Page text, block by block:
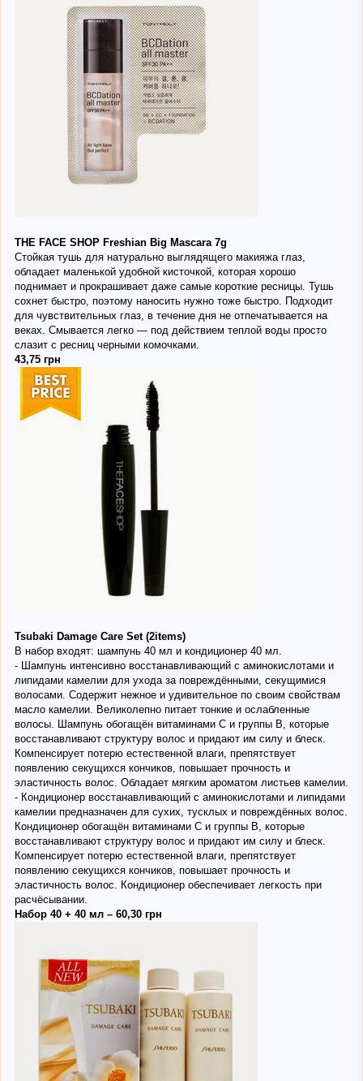
THE FACE SHOP Freshian Big Mascara 7g
Стойкая тушь для натурально выглядящего макияжа глаз,
обладает маленькой удобной кисточкой, которая хорошо
поднимает и прокрашивает даже самые короткие ресницы. Тушь
сохнет быстро, поэтому наносить нужно тоже быстро. Подходит
для чувствительных глаз, в течение дня не отпечатывается на
веках. Смывается легко — под действием теплой воды просто
слазит с ресниц черными комочками.
43,75 грн
Tsubaki Damage Care Set (2items)
В набор входят: шампунь 40 мл и кондиционер 40 мл.
- Шампунь интенсивно восстанавливающий с аминокислотами и
липидами камелии для ухода за повреждёнными, секущимися
волосами. Содержит нежное и удивительное по своим свойствам
масло камелии. Великолепно питает тонкие и ослабленные
волосы. Шампунь обогащён витаминами С и группы В, которые
восстанавливают структуру волос и придают им силу и блеск.
Компенсирует потерю естественной влаги, препятствует
появлению секущихся кончиков, повышает прочность и
эластичность волос. Обладает мягким ароматом листьев камелии.
- Кондиционер восстанавливающий с аминокислотами и липидами
камелии предназначен для сухих, тусклых и повреждённых волос.
Кондиционер обогащён витаминами С и группы В, которые
восстанавливают структуру волос и придают им силу и блеск.
Компенсирует потерю естественной влаги, препятствует
появлению секущихся кончиков, повышает прочность и
эластичность волос. Кондиционер обеспечивает легкость при
расчёсывании.
Набор 40 + 40 мл – 60,30 грн